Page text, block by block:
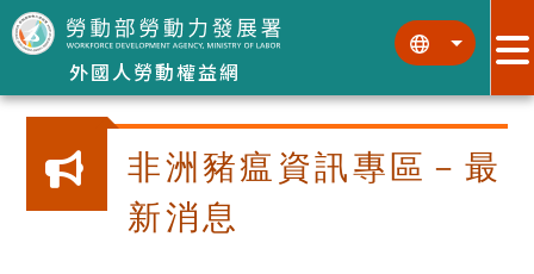
跳到主要內容區塊
外國人勞動權益網
::: :::
非洲豬瘟資訊專區－最
新消息